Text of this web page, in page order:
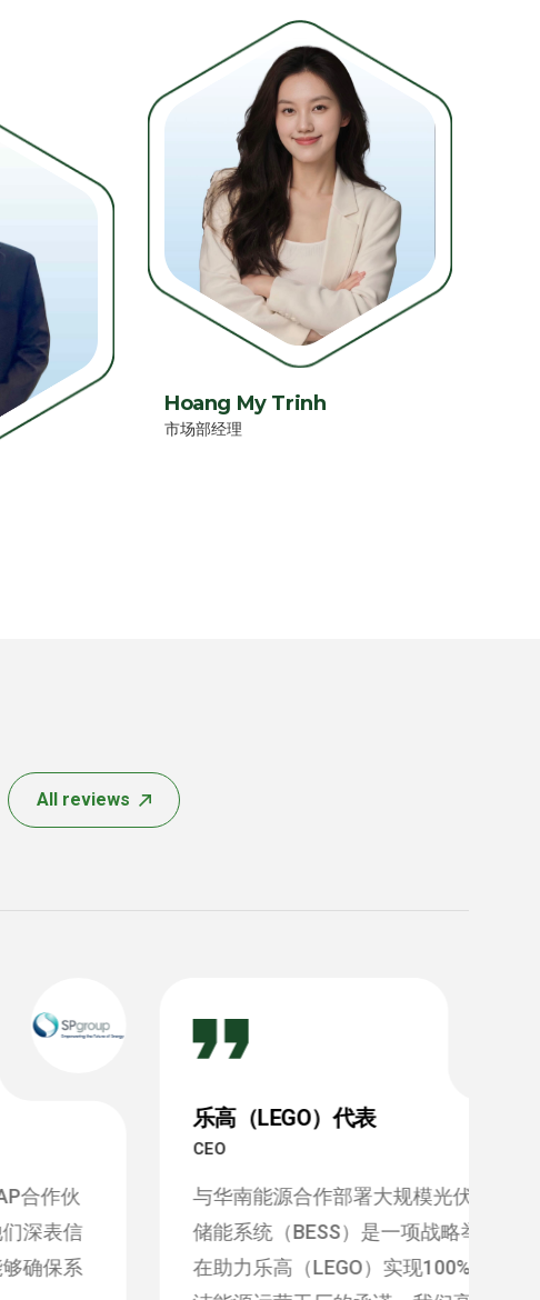
Hoang My Trinh
市场部经理
All reviews
乐高（LEGO）代表
与华南能源合作部署大规模光伏及电池
储能系统（BESS）是一项战略举措，旨
在助力乐高（LEGO）实现100%使用清